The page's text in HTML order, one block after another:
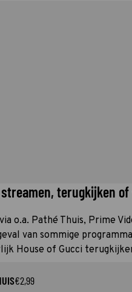
streamen, terugkijken
o.a. Pathé Thuis, Prime
van sommige
House of Gucci
€2,99